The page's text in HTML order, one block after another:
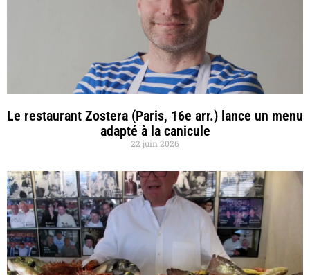
Le restaurant Zostera (Paris, 16e arr.) lance un menu
adapté à la canicule
22 juin 2026